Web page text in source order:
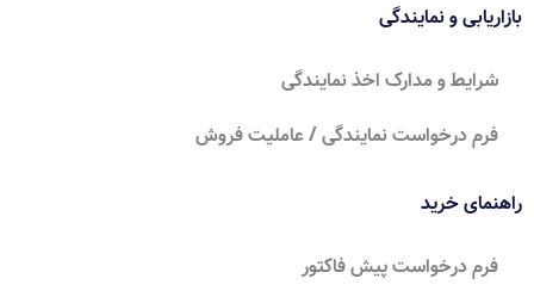
بازاریابی و نمایندگی
شرایط و مدارک اخذ نمایندگی
فرم درخواست نمایندگی / عاملیت فروش
راهنمای خرید
فرم درخواست پیش فاکتور